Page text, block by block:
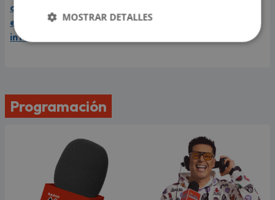
carrera y llega a Lima en
el año de su consagración
internacional
Programación
MOSTRAR DETALLES